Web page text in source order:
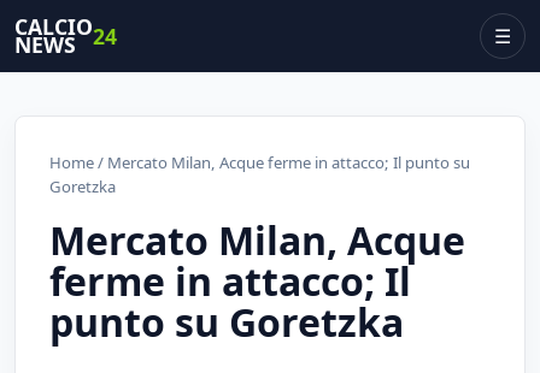
CALCIO
NEWS 24 ☰
Home/ Mercato Milan, Acque ferme in attacco; Il punto su
Goretzka
Mercato Milan, Acque
ferme in attacco; Il
punto su Goretzka